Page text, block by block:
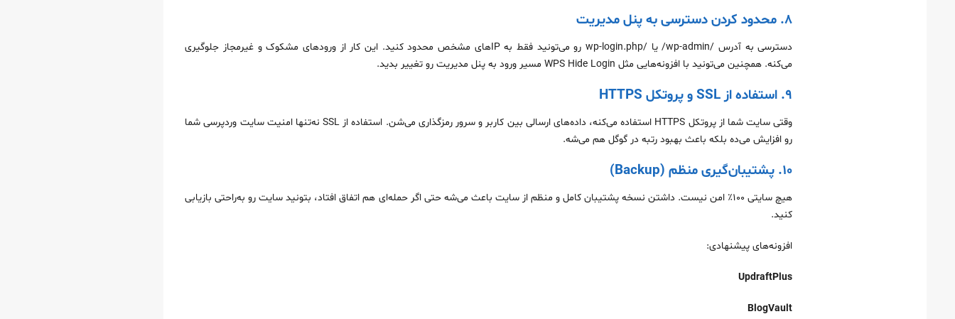
۸. محدود کردن دسترسی به پنل مدیریت
دسترسی به آدرس /wp-admin/ یا /wp-login.php رو می‌تونید فقط به IPهای مشخص محدود کنید. این کار از ورودهای مشکوک و غیرمجاز جلوگیری
می‌کنه. همچنین می‌تونید با افزونه‌هایی مثل WPS Hide Login مسیر ورود به پنل مدیریت رو تغییر بدید.
۹. استفاده از SSL و پروتکل HTTPS
وقتی سایت شما از پروتکل HTTPS استفاده می‌کنه، داده‌های ارسالی بین کاربر و سرور رمزگذاری می‌شن. استفاده از SSL نه‌تنها امنیت سایت وردپرسی شما
رو افزایش می‌ده بلکه باعث بهبود رتبه در گوگل هم می‌شه.
۱۰. پشتیبان‌گیری منظم (Backup)
هیچ سایتی ۱۰۰٪ امن نیست. داشتن نسخه پشتیبان کامل و منظم از سایت باعث می‌شه حتی اگر حمله‌ای هم اتفاق افتاد، بتونید سایت رو به‌راحتی بازیابی
کنید.
افزونه‌های پیشنهادی:
UpdraftPlus
BlogVault